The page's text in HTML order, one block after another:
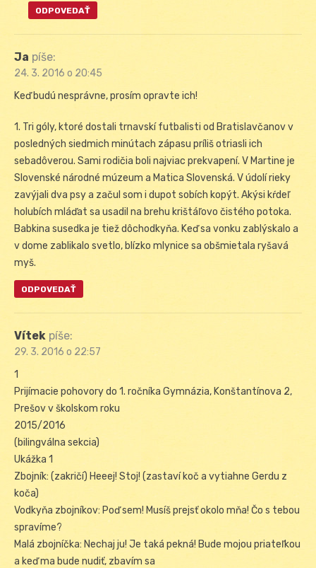
ODPOVEDAŤ
Ja píše:
24. 3. 2016 o 20:45
Keď budú nesprávne, prosím opravte ich!
1. Tri góly, ktoré dostali trnavskí futbalisti od Bratislavčanov v
posledných siedmich minútach zápasu príliš otriasli ich
sebadôverou. Sami rodičia boli najviac prekvapení. V Martine je
Slovenské národné múzeum a Matica Slovenská. V údolí rieky
zavýjali dva psy a začul som i dupot sobích kopýt. Akýsi kŕdeľ
holubích mláďat sa usadil na brehu krištáľovo čistého potoka.
Babkina susedka je tiež dôchodkyňa. Keď sa vonku zablýskalo a
v dome zablikalo svetlo, blízko mlynice sa obšmietala ryšavá
myš.
ODPOVEDAŤ
Vítek píše:
29. 3. 2016 o 22:57
1
Prijímacie pohovory do 1. ročníka Gymnázia, Konštantínova 2,
Prešov v školskom roku
2015/2016
(bilingválna sekcia)
Ukážka 1
Zbojník: (zakričí) Heeej! Stoj! (zastaví koč a vytiahne Gerdu z
koča)
Vodkyňa zbojníkov: Poď sem! Musíš prejsť okolo mňa! Čo s tebou
spravíme?
Malá zbojníčka: Nechaj ju! Je taká pekná! Bude mojou priateľkou
a keď ma bude nudiť, zbavím sa